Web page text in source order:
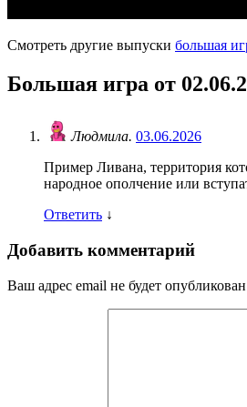
Смотреть другие выпуски большая
Большая игра от
Людмила. 03.06.2026
Пример Ливана, территория
народное ополчение или
Ответить ↓
Добавить комментарий
Ваш адрес email не будет